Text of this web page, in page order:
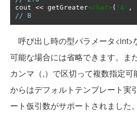
cout << getGreater<char> ( 'A' ,
// B
呼び出し時の型パラメータ<int>
可能な場合には省略できます。ま
カンマ（,）で区切って複数指定可
からはデフォルトテンプレート実
ート仮引数がサポートされました。